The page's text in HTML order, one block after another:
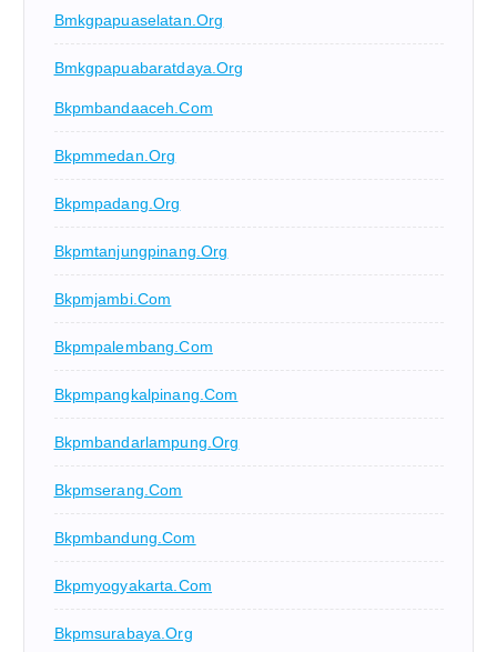
Bmkgpapuaselatan.org
Bmkgpapuabaratdaya.org
Bkpmbandaaceh.com
Bkpmmedan.org
Bkpmpadang.org
Bkpmtanjungpinang.org
Bkpmjambi.com
Bkpmpalembang.com
Bkpmpangkalpinang.com
Bkpmbandarlampung.org
Bkpmserang.com
Bkpmbandung.com
Bkpmyogyakarta.com
Bkpmsurabaya.org